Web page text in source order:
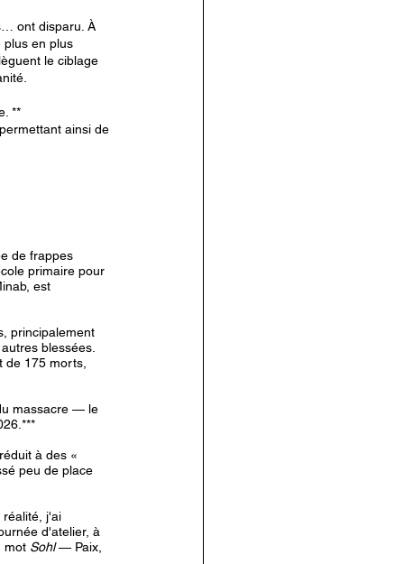
ont disparu. À
plus en plus
le ciblage
**
ainsi de
de frappes
primaire pour
est
principalement
blessées.
de 175 morts,
massacre — le
à des «
peu de place
réalité, j'ai
d'atelier, à
mot Sohl — Paix,